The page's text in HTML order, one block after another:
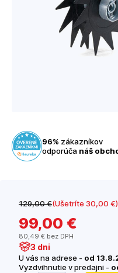
96% zákazníkov
odporúča náš
129,00 €(Ušetríte 30,00 €)
99,00 €
80,49 € bez DPH
3 dni
U vás na adrese - od
Vyzdvihnutie v predajni -